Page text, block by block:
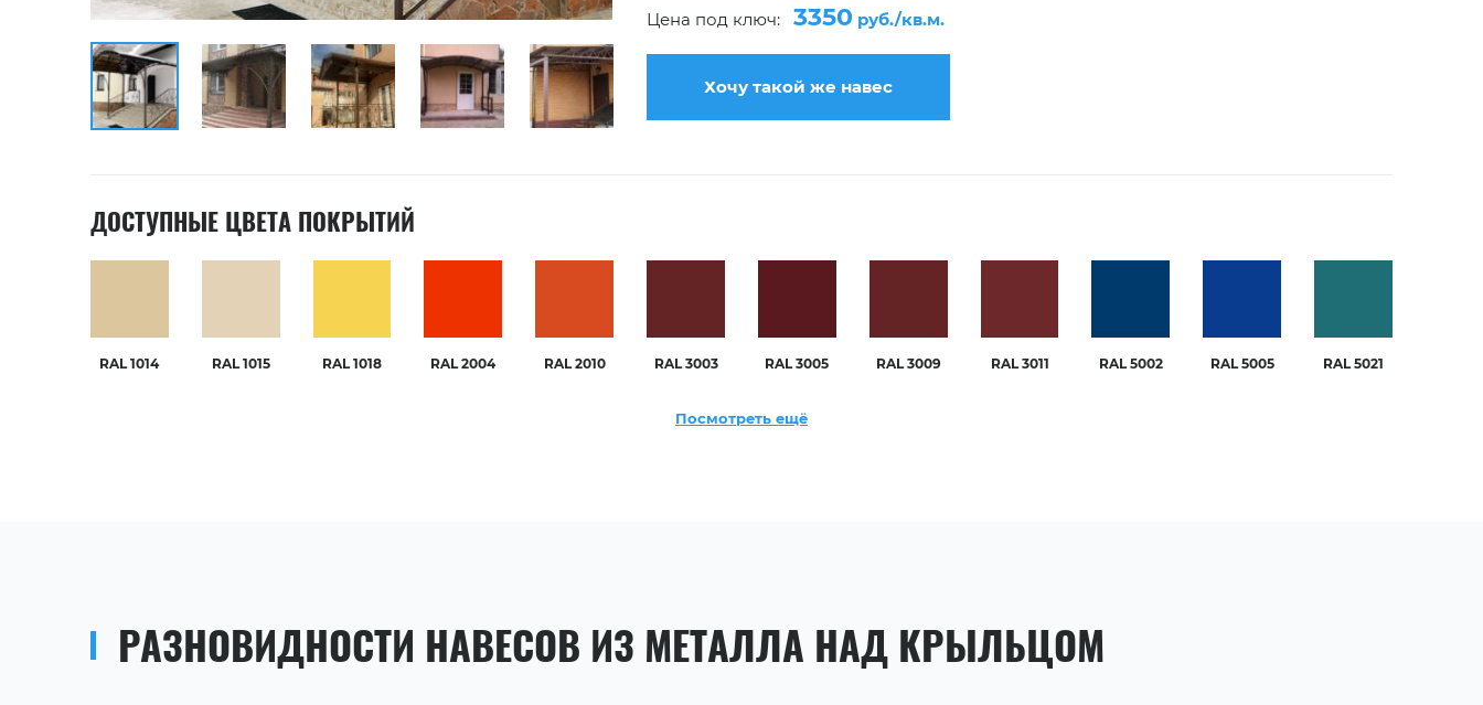
Цена под ключ:3350 руб./кв.м.
Хочу такой же навес
ДОСТУПНЫЕ ЦВЕТА ПОКРЫТИЙ
RAL 1014 RAL 1015 RAL 1018 RAL 2004 RAL 2010 RAL 3003 RAL 3005 RAL 3009 RAL 3011 RAL 5002 RAL 5005 RAL 5021
Посмотреть ещё
РАЗНОВИДНОСТИ НАВЕСОВ ИЗ МЕТАЛЛА НАД КРЫЛЬЦОМ